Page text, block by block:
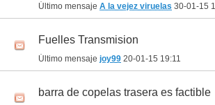
Último mensaje A la vejez viruelas 30-01-15
Fuelles Transmision
Último mensaje joy99 20-01-15 19:11
barra de copelas trasera es factible